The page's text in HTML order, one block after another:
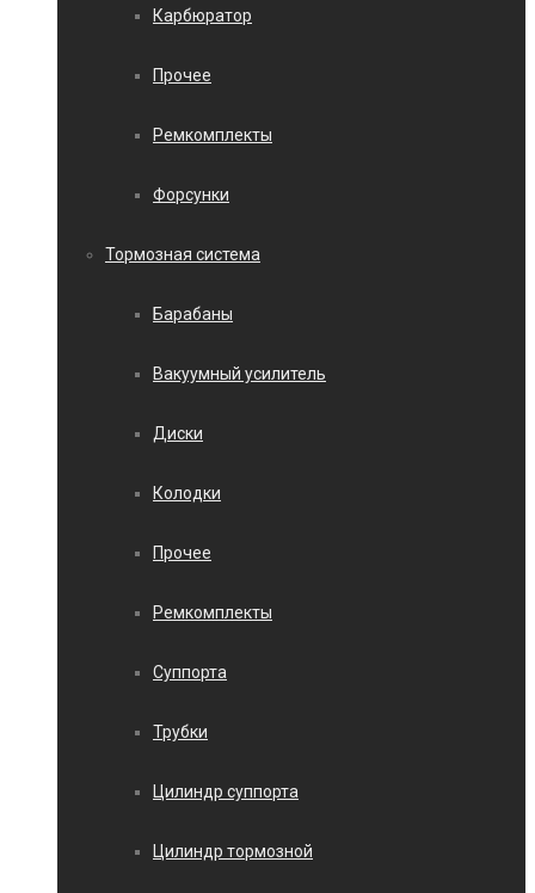
Карбюратор
Прочее
Ремкомплекты
Форсунки
Тормозная система
Барабаны
Вакуумный усилитель
Диски
Колодки
Прочее
Ремкомплекты
Суппорта
Трубки
Цилиндр суппорта
Цилиндр тормозной